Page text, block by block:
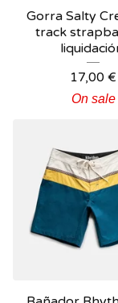
Gorra Salty
track
17,00 €
On sale